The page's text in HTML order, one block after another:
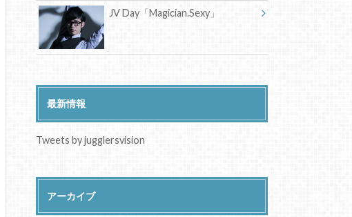
JV Day「Magician.Sexy」
最新情報
Tweets by jugglersvision
アーカイブ